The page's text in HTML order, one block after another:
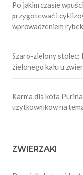
Po jakim czasie
przygotować i
wprowadzeniem rybek
Szaro-zielony stolec:
zielonego kału u
Karma dla kota
użytkowników na
ZWIERZAKI